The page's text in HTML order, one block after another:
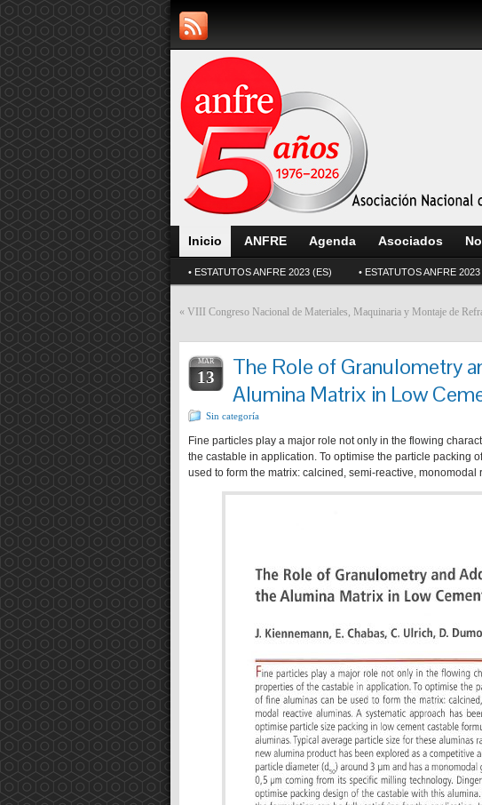
Inicio ANFRE Agenda Asociados
• ESTATUTOS ANFRE 2023 (ES) • ESTATUTOS ANFRE
« VIII Congreso Nacional de Materiales, Maquinaria y Montaje de
MAR
13
The Role of Granulometry
Alumina Matrix in Low
Sin categoría
Fine particles play a major role not only in the flowing
the castable in application. To optimise the particle packing
used to form the matrix: calcined, semi-reactive,